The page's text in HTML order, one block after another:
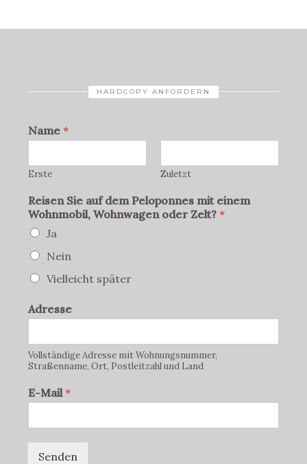
HARDCOPY ANFORDERN
Name *
Erste Zuletzt
Reisen Sie auf dem Peloponnes mit einem
Wohnmobil, Wohnwagen oder Zelt? *
Ja
Nein
Vielleicht später
Adresse
Vollständige Adresse mit Wohnungsnummer,
Straßenname, Ort, Postleitzahl und Land
E-Mail*
Senden